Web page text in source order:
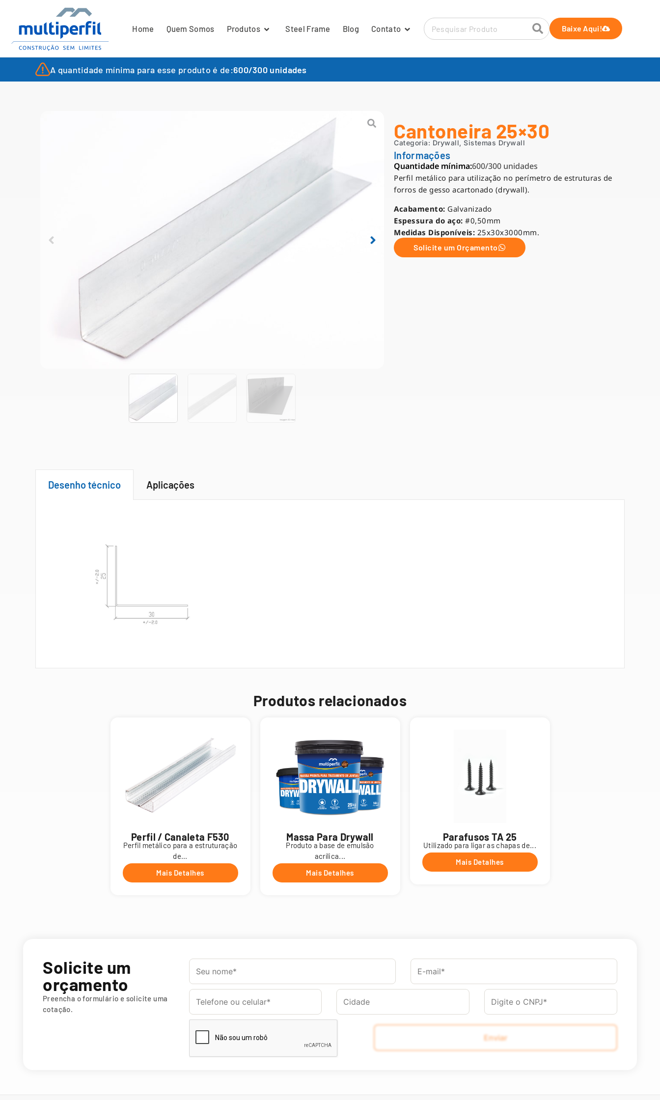
Home Quem Somos Produtos Steel Frame Blog Contato Baixe Aqui!
A quantidade mínima para esse produto é de:600/300 unidades
Cantoneira 25×30
Categoria: Drywall, Sistemas Drywall
Informações
Quantidade mínima:600/300 unidades
Perfil metálico para utilização no perímetro de estruturas de
forros de gesso acartonado (drywall).
Acabamento: Galvanizado
Espessura do aço: #0,50mm
Medidas Disponíveis: 25x30x3000mm.
Solicite um Orçamento
Desenho técnico Aplicações
Produtos relacionados
Perfil / Canaleta F530
Perfil metálico para a estruturação
de...
Mais Detalhes
Massa Para Drywall
Produto a base de emulsão
acrílica...
Mais Detalhes
Parafusos TA 25
Utilizado para ligar as chapas de...
Mais Detalhes
Solicite um
orçamento
Preencha o formulário e solicite uma
cotação.